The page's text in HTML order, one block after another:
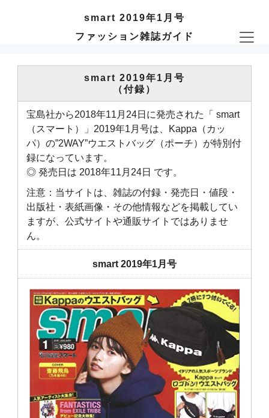
smart 2019年1月号
ファッション雑誌ガイド
smart 2019年1月号
（付録）
宝島社から2018年11月24日に発売された「 smart
（スマート）」2019年1月号は、Kappa（カッ
パ）の”2WAY”ウエストバッグ（ポーチ）が特別付
録になっています。
◎ 発売日は 2018年11月24日 です。
注意：当サイトは、雑誌の付録・発売日・値段・
出版社・表紙画像・その他情報などを掲載してい
ますが、公式サイトや通販サイトではありませ
ん。
smart 2019年1月号